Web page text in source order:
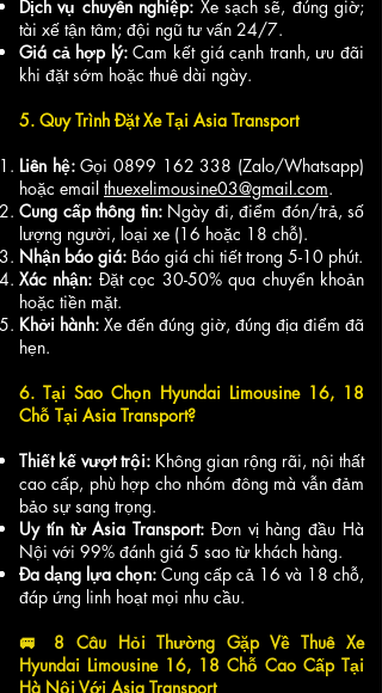
Dịch vụ chuyên nghiệp: Xe sạch sẽ, đúng giờ;
tài xế tận tâm; đội ngũ tư vấn 24/7.
Giá cả hợp lý:Cam kết giá cạnh tranh, ưu đãi
khi đặt sớm hoặc thuê dài ngày.
5. Quy Trình Đặt Xe Tại Asia Transport
Liên hệ:Gọi0899 162 338 (Zalo/Whatsapp)
hoặc email thuexelimousine03@gmail.com.
Cung cấp thông tin: Ngày đi, điểm đón/trả, số
lượng người, loại xe (16 hoặc 18 chỗ).
Nhận báo giá: Báo giá chi tiết trong 5-10 phút.
Xác nhận: Đặt cọc 30-50% qua chuyển khoản
hoặc tiền mặt.
Khởi hành: Xe đến đúng giờ, đúng địa điểm đã
hẹn.
6. Tại Sao Chọn Hyundai Limousine 16, 18
Chỗ Tại Asia Transport?
Thiết kế vượt trội: Không gian rộng rãi, nội thất
cao cấp, phù hợp cho nhóm đông mà vẫn đảm
bảo sự sang trọng.
Uy tín từ Asia Transport: Đơn vị hàng đầu Hà
Nội với 99% đánh giá 5 sao từ khách hàng.
Đa dạng lựa chọn: Cung cấp cả 16 và 18 chỗ,
đáp ứng linh hoạt mọi nhu cầu.
🚐 8 Câu Hỏi Thường Gặp Về Thuê Xe
Hyundai Limousine 16, 18 Chỗ Cao Cấp Tại
Hà Nội Với Asia Transport